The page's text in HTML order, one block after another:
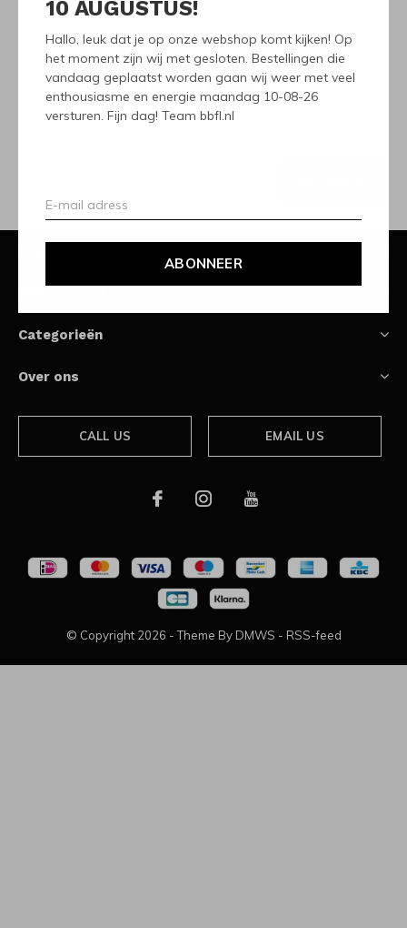
10 AUGUSTUS!
Hallo, leuk dat je op onze webshop komt kijken! Op
het moment zijn wij met gesloten. Bestellingen die
vandaag geplaatst worden gaan wij weer met veel
enthousiasme en energie maandag 10-08-26
versturen. Fijn dag! Team bbfl.nl
ABONNEER
Meld je aan voor onze
nieuwsbrief
Ontvang de nieuwste aanbiedingen en promoties
Categorieën
Over ons
CALL US EMAIL US
© Copyright 2026 - Theme By DMWS - RSS-feed